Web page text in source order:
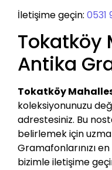
İletişime geçin: 0531
Tokatköy
Antika
Tokatköy
koleksiyonunuzu
adrestesiniz. Bu
belirlemek için
Gramafonlarınızı
bizimle iletişime